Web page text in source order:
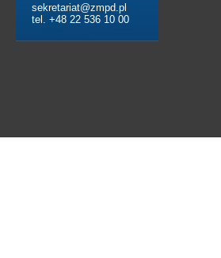
sekretariat@zmpd.pl
tel. +48 22 536 10 00